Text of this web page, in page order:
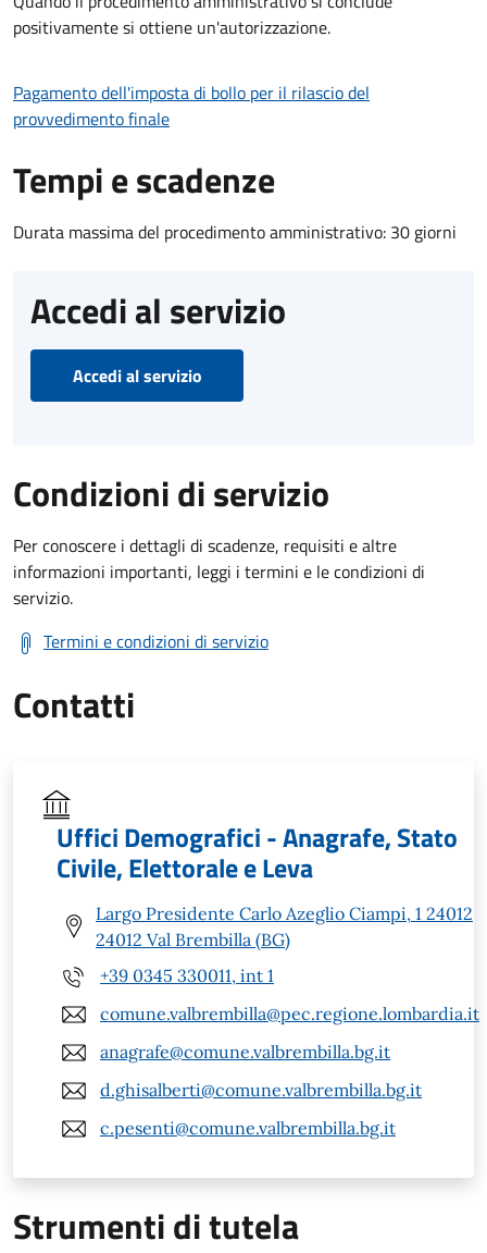
positivamente si ottiene un'autorizzazione.
Pagamento dell'imposta di bollo per il rilascio del
provvedimento finale
Tempi e scadenze
Durata massima del procedimento amministrativo: 30 giorni
Accedi al servizio
Accedi al servizio
Condizioni di servizio
Per conoscere i dettagli di scadenze, requisiti e altre
informazioni importanti, leggi i termini e le condizioni di
servizio.
Termini e condizioni di servizio
Contatti
Uffici Demografici - Anagrafe, Stato
Civile, Elettorale e Leva
Largo Presidente Carlo Azeglio Ciampi, 1 24012
24012 Val Brembilla (BG)
+39 0345 330011, int 1
comune.valbrembilla@pec.regione.lombardia.it
anagrafe@comune.valbrembilla.bg.it
d.ghisalberti@comune.valbrembilla.bg.it
c.pesenti@comune.valbrembilla.bg.it
Strumenti di tutela